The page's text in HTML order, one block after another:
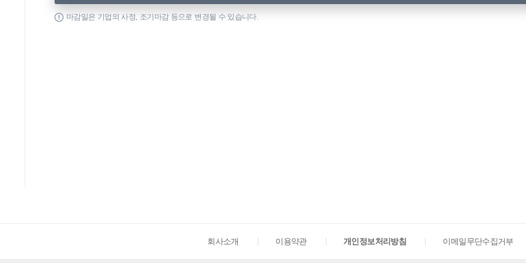
마감일은 기업의 사정, 조기마감 등으로 변경될 수 있습니다.
회사소개 이용약관 개인정보처리방침 이메일무단수집거부